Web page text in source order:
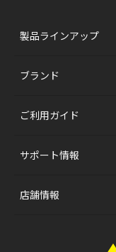
製品ラインアップ
ブランド
ご利用ガイド
サポート情報
店舗情報